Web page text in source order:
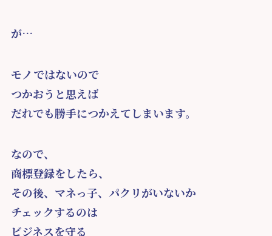
が…
モノではないので
つかおうと思えば
だれでも勝手につかえてしまいます。
なので、
商標登録をしたら、
その後、マネっ子、パクリがいないか
チェックするのは
ビジネスを守る